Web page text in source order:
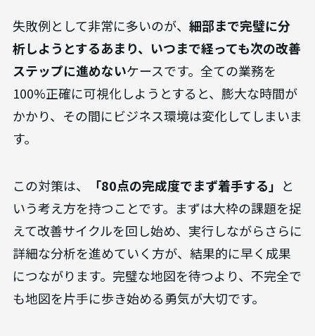
失敗例として非常に多いのが、 細部まで完璧に分
析しようとするあまり、いつまで経っても次の改善
ステップに進めないケースです。全ての業務を
100%正確に可視化しようとすると、膨大な時間が
かかり、その間にビジネス環境は変化してしまいま
す。
この対策は、 「80点の完成度でまず着手する」 と
いう考え方を持つことです。まずは大枠の課題を捉
えて改善サイクルを回し始め、実行しながらさらに
詳細な分析を進めていく方が、結果的に早く成果
につながります。完璧な地図を待つより、不完全で
も地図を片手に歩き始める勇気が大切です。